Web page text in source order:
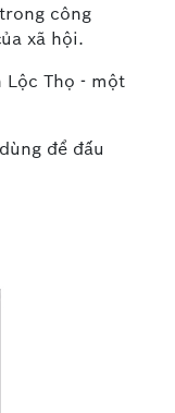
công
xã hội.
Lộc Thọ - một
để đấu